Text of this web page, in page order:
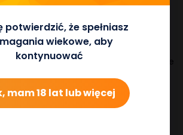
Pragmatic Play wspiera organizacje
całej Malcie i poza nią, a ja bardzo się
współpracować, by zebrać pieniądze
organizację charytatywną”.
się więcej o przedsięwzięciu Steve’a,
. By przekazać darowiznę na rzecz biegu,
potwierdzić, że spełniasz
wiekowe, aby
kontynuować
mam 18 lat lub więcej